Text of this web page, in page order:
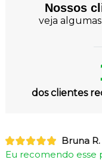
Nossos
veja
dos clientes
Bruna R.
Eu recomendo esse